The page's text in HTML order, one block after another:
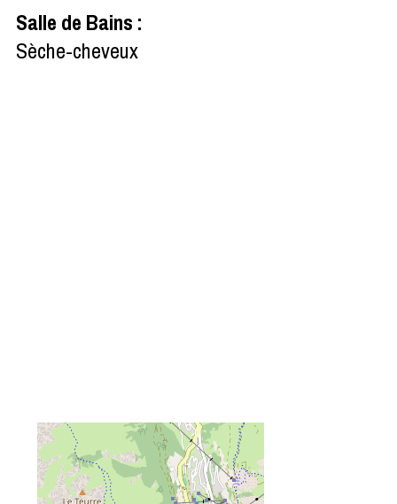
Salle de Bains :
Sèche-cheveux